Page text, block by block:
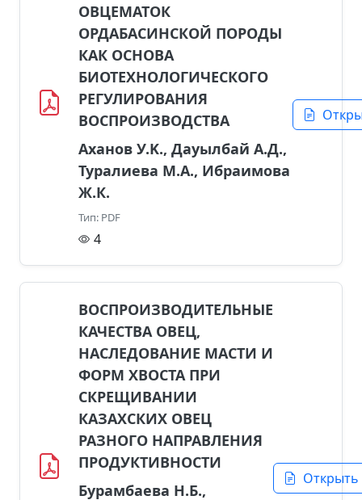
ОВЦЕМАТОК
ОРДАБАСИНСКОЙ ПОРОДЫ
КАК ОСНОВА
БИОТЕХНОЛОГИЧЕСКОГО
РЕГУЛИРОВАНИЯ
ВОСПРОИЗВОДСТВА
Аханов У.K., Дауылбай A.Д.,
Туралиева М.А., Ибраимова
Ж.К.
Тип: PDF
4
ВОСПРОИЗВОДИТЕЛЬНЫЕ
КАЧЕСТВА ОВЕЦ,
НАСЛЕДОВАНИЕ МАСТИ И
ФОРМ ХВОСТА ПРИ
СКРЕЩИВАНИИ
КАЗАХСКИХ ОВЕЦ
РАЗНОГО НАПРАВЛЕНИЯ
ПРОДУКТИВНОСТИ
Бурамбаева Н.Б.,
Открыть